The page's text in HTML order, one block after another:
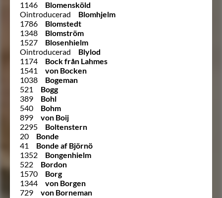
1146
Blomensköld
Ointroducerad
Blomhjelm
1786
Blomstedt
1348
Blomström
1527
Blosenhielm
Ointroducerad
Blylod
1174
Bock från Lahmes
1541
von Bocken
1038
Bogeman
521
Bogg
389
Bohl
540
Bohm
899
von Boij
2295
Boltenstern
20
Bonde
41
Bonde af Björnö
1352
Bongenhielm
522
Bordon
1570
Borg
1344
von Borgen
729
von Borneman